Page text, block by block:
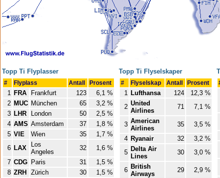
Topp Ti Flyplasser
# Flyplass Antall Prosent
1 FRA Frankfurt 123
6,1 %
2 MUC München 65
3,2 %
3 LHR London 50
2,5 %
4 AMS Amsterdam 37
1,8 %
5 VIE Wien 35
1,7 %
6 LAX
Los
Angeles
32
1,6 %
7 CDG Paris 31
1,5 %
8 ZRH Zürich 30
1,5 %
Topp Ti Flyselskaper
# Flyselskap Antall Prosent
1 Lufthansa 124
12,3 %
2 United
Airlines
71 7,1 %
3 American
Airlines
35
3,5 %
4 Ryanair 32
3,2 %
5 Delta Air
Lines
30 3,0 %
6 British
Airways
29
2,9 %